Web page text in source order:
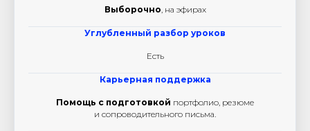
Выборочно , на эфирах
Углубленный разбор уроков
Есть
Карьерная поддержка
Помощь с подготовкой портфолио, резюме
и сопроводительного письма.